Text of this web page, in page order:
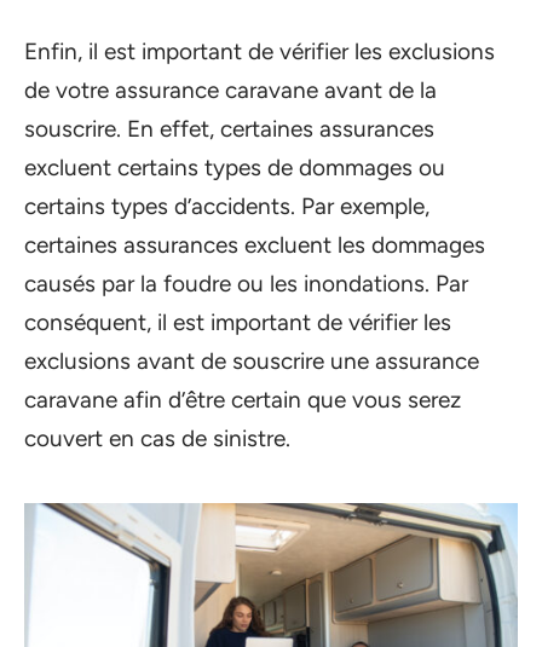
Enfin, il est important de vérifier les exclusions
de votre assurance caravane avant de la
souscrire. En effet, certaines assurances
excluent certains types de dommages ou
certains types d’accidents. Par exemple,
certaines assurances excluent les dommages
causés par la foudre ou les inondations. Par
conséquent, il est important de vérifier les
exclusions avant de souscrire une assurance
caravane afin d’être certain que vous serez
couvert en cas de sinistre.